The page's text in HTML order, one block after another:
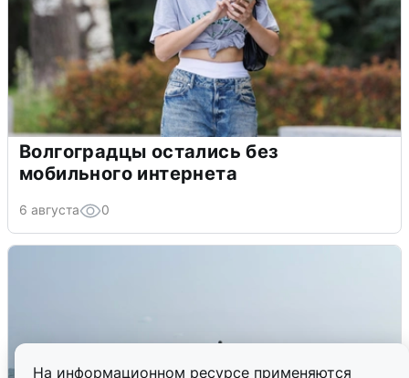
На информационном ресурсе применяются
Волгоградцы остались без
мобильного интернета
6 августа 0